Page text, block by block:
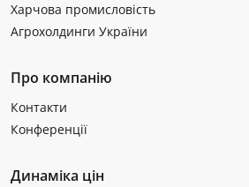
Харчова промисловість
Агрохолдинги України
Про компанію
Контакти
Конференції
Динаміка цін